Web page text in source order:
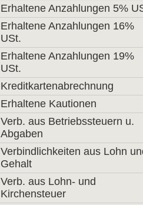
Erhaltene Anzahlungen 5%
Erhaltene Anzahlungen 16%
USt.
Erhaltene Anzahlungen 19%
USt.
Kreditkartenabrechnung
Erhaltene Kautionen
Verb. aus Betriebssteuern u.
Abgaben
Verbindlichkeiten aus Lohn
Gehalt
Verb. aus Lohn- und
Kirchensteuer